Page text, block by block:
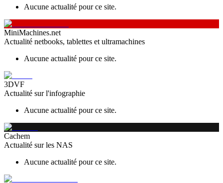
Aucune actualité pour ce site.
MiniMachines.net
Actualité netbooks, tablettes et ultramachines
Aucune actualité pour ce site.
3DVF
Actualité sur l'infographie
Aucune actualité pour ce site.
Cachem
Actualité sur les NAS
Aucune actualité pour ce site.